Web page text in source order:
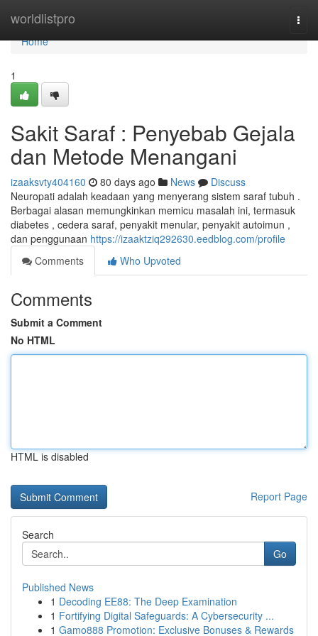
worldlistpro
Home
Home
1
Sakit Saraf : Penyebab Gejala
dan Metode Menangani
izaaksvty404160 80 days ago News
Discuss
Neuropati adalah keadaan yang menyerang sistem saraf tubuh .
Berbagai alasan memungkinkan memicu masalah ini, termasuk
diabetes , cedera saraf, penyakit menular, penyakit autoimun ,
dan penggunaan https://izaaktziq292630.eedblog.com/profile
Comments
Who Upvoted
Comments
Submit a Comment
No HTML
HTML is disabled
Report Page
Search
Go
Published News
1 Decoding EE88: The Deep Examination
1 Fortifying Digital Safeguards: A Cybersecurity ...
1 Gamo888 Promotion: Exclusive Bonuses & Rewards